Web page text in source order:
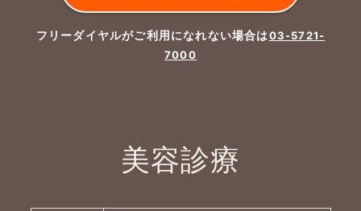
フリーダイヤルがご利用になれない場合は03-5721-
7000
美容診療